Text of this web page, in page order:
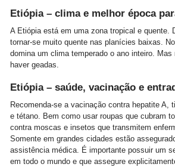
Etiópia – clima e melhor época
A Etiópia está em uma zona tropical e quente.
tornar-se muito quente nas planícies baixas.
domina um clima temperado o ano inteiro. Mas
haver geadas.
Etiópia – saúde, vacinação e
Recomenda-se a vacinação contra hepatite A,
e tétano. Bem como usar roupas que cubram
contra moscas e insetos que transmitem
Somente em grandes cidades estão
assistência médica. É importante possuir um
em todo o mundo e que assegure